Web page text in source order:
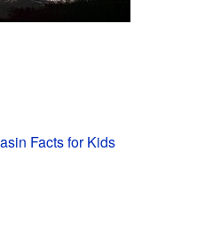
Facts for Kids